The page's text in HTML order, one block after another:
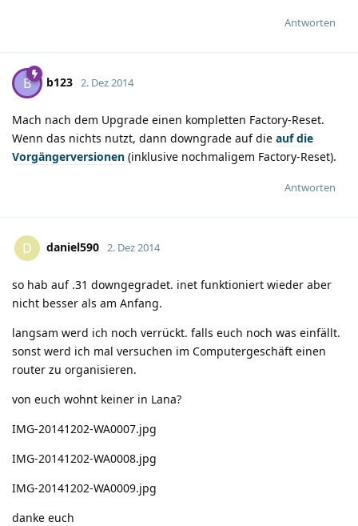
Antworten
B b123 2. Dez 2014
Mach nach dem Upgrade einen kompletten Factory-Reset.
Wenn das nichts nutzt, dann downgrade auf die auf die
Vorgängerversionen (inklusive nochmaligem Factory-Reset).
Antworten
D daniel590 2. Dez 2014
so hab auf .31 downgegradet. inet funktioniert wieder aber
nicht besser als am Anfang.
langsam werd ich noch verrückt. falls euch noch was einfällt.
sonst werd ich mal versuchen im Computergeschäft einen
router zu organisieren.
von euch wohnt keiner in Lana?
IMG-20141202-WA0007.jpg
IMG-20141202-WA0008.jpg
IMG-20141202-WA0009.jpg
danke euch